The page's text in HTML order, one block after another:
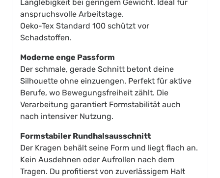
Langlebigkeit bei geringem Gewicht. Ideal für
anspruchsvolle Arbeitstage.
Oeko-Tex Standard 100 schützt vor
Schadstoffen.
Moderne enge Passform
Der schmale, gerade Schnitt betont deine
Silhouette ohne einzuengen. Perfekt für aktive
Berufe, wo Bewegungsfreiheit zählt. Die
Verarbeitung garantiert Formstabilität auch
nach intensiver Nutzung.
Formstabiler Rundhalsausschnitt
Der Kragen behält seine Form und liegt flach an.
Kein Ausdehnen oder Aufrollen nach dem
Tragen. Du profitierst von zuverlässigem Halt